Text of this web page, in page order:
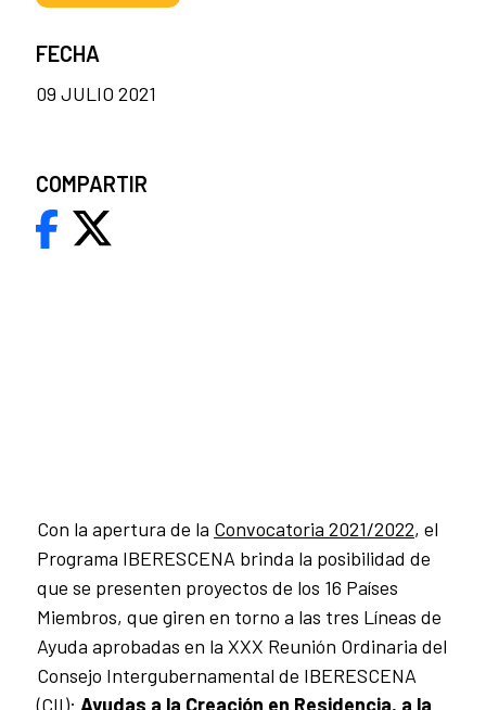
Con la apertura de la Convocatoria 2021/2022, el
Programa IBERESCENA brinda la posibilidad de
que se presenten proyectos de los 16 Países
Miembros, que giren en torno a las tres Líneas de
Ayuda aprobadas en la XXX Reunión Ordinaria del
Consejo Intergubernamental de IBERESCENA
(CII): Ayudas a la Creación en Residencia, a la
FECHA
09 JULIO 2021
COMPARTIR